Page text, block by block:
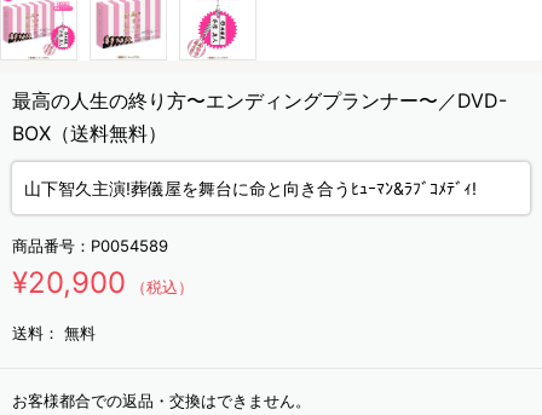
最高の人生の終り方〜エンディングプランナー〜／DVD-
BOX（送料無料）
山下智久主演!葬儀屋を舞台に命と向き合うﾋｭｰﾏﾝ&ﾗﾌﾞｺﾒﾃﾞｨ!
商品番号： P0054589
¥20,900 （税込）
送料： 無料
お客様都合での返品・交換はできません。